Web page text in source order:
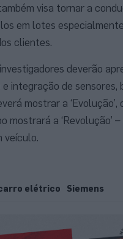
visa tornar a
em lotes
clientes.
deverão
integração de
mostrar a
mostrará a
veículo.
elétrico Siemens